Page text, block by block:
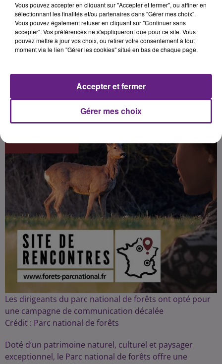
opté pour une campagne de
communication décalée.
Publié : 17 juillet 2022 à 11h00 par la rédaction
Les dirigeants du parc national de forêts ont opté pour
une campagne de communication décalée
Crédit : Parc national de forêts
Doté d’un patrimoine naturel, culturel et paysager
exceptionnel, le Parc national de forêts offre une
Vous pouvez accepter en cliquant sur "Accepter et fermer", ou affiner en
sélectionnant les finalités et/ou partenaires dans "Gérer mes choix".
Vous pouvez également refuser en cliquant sur "Continuer sans
accepter". Vos préférences ne s'appliqueront que pour ce site. Vous
pouvez mettre à jour vos choix, ou retirer votre consentement à tout
moment via le lien "Gérer les cookies" situé en bas de chaque page.
Gérer mes choix
Accepter et fermer